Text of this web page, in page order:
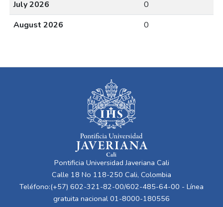
July 2026
0
August 2026
0
Pontificia Universidad Javeriana Cali
Calle 18 No 118-250 Cali, Colombia
Teléfono:(+57) 602-321-82-00/602-485-64-00 - Línea
gratuita nacional 01-8000-180556